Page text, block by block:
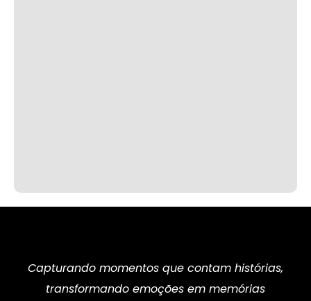
Capturando momentos que contam histórias,
transformando emoções em memórias